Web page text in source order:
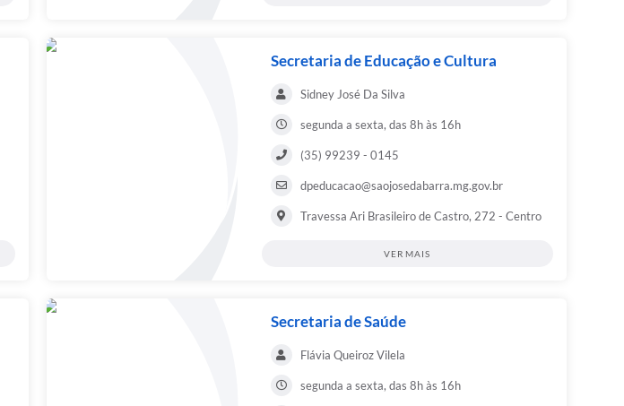
Secretaria de Educação e Cultura
Sidney José Da Silva
segunda a sexta, das 8h às 16h
(35) 99239 - 0145
dpeducacao@saojosedabarra.mg.gov.br
Travessa Ari Brasileiro de Castro, 272 - Centro
VER MAIS
Secretaria de Saúde
Flávia Queiroz Vilela
segunda a sexta, das 8h às 16h